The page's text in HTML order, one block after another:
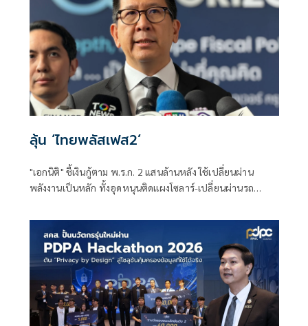
ลุ้น ‘ไทยพลัสเฟส2’
"เอกนิติ" ชี้เงินกู้ตาม พ.ร.ก. 2 แสนล้านหลัง ใช้เปลี่ยนผ่าน
พลังงานเป็นหลัก ทั้งอุดหนุนติดแผงโซลาร์-เปลี่ยนผ่านรถ
พร้อมให้ใช้กับไทยเที่ยวไทยพลัส ส่วนไทยช่วยไทยพลัส เฟส 2
รอประเมินความเหมาะสม นายกฯ เผยจะพยายาม